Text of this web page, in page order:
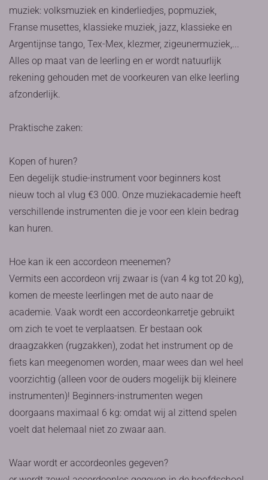
muziek: volksmuziek en kinderliedjes, popmuziek,
Franse musettes, klassieke muziek, jazz, klassieke en
Argentijnse tango, Tex-Mex, klezmer, zigeunermuziek,...
Alles op maat van de leerling en er wordt natuurlijk
rekening gehouden met de voorkeuren van elke leerling
afzonderlijk.
Praktische zaken:
Kopen of huren?
Een degelijk studie-instrument voor beginners kost
nieuw toch al vlug €3 000. Onze muziekacademie heeft
verschillende instrumenten die je voor een klein bedrag
kan huren.
Hoe kan ik een accordeon meenemen?
Vermits een accordeon vrij zwaar is (van 4 kg tot 20 kg),
komen de meeste leerlingen met de auto naar de
academie. Vaak wordt een accordeonkarretje gebruikt
om zich te voet te verplaatsen. Er bestaan ook
draagzakken (rugzakken), zodat het instrument op de
fiets kan meegenomen worden, maar wees dan wel heel
voorzichtig (alleen voor de ouders mogelijk bij kleinere
instrumenten)! Beginners-instrumenten wegen
doorgaans maximaal 6 kg: omdat wij al zittend spelen
voelt dat helemaal niet zo zwaar aan.
Waar wordt er accordeonles gegeven?